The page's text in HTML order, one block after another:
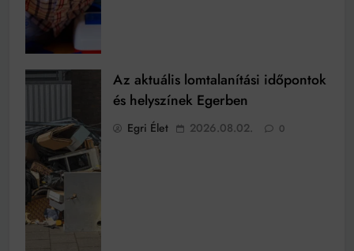
Az aktuális lomtalanítási időpontok
és helyszínek Egerben
Egri Élet 2026.08.02. 0